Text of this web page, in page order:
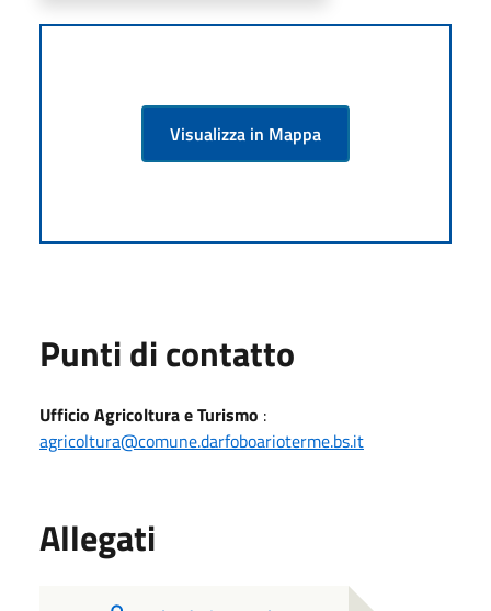
Visualizza in Mappa
Punti di contatto
Ufficio Agricoltura e Turismo :
agricoltura@comune.darfoboarioterme.bs.it
Allegati